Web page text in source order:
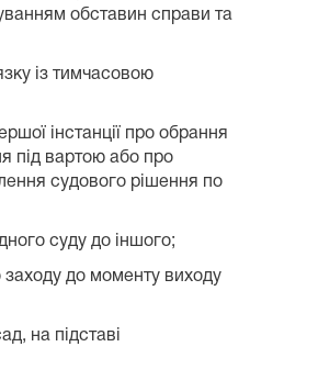
обставин справи та
із тимчасовою
інстанції про обрання
під вартою або про
судового рішення по
суду до іншого;
заходу до моменту виходу
на підставі